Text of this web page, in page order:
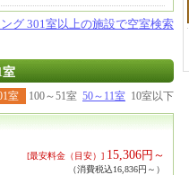
グ 301室以上の施設で空室検索
室
室 100～51室 50～11室 10室以下
[最安料金（目安）] 15,306円～
（消費税込16,836円～）